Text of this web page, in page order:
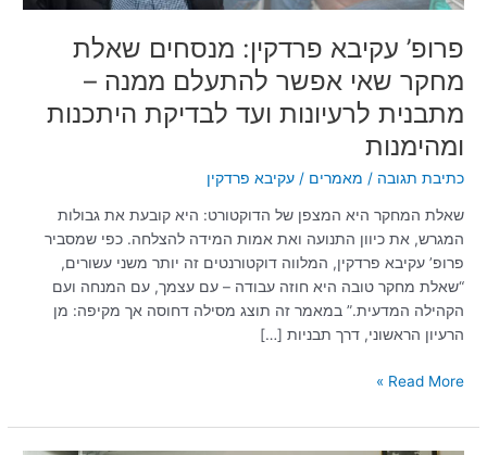
פרופ’ עקיבא פרדקין: מנסחים שאלת
מחקר שאי אפשר להתעלם ממנה –
מתבנית לרעיונות ועד לבדיקת היתכנות
ומהימנות
כתיבת תגובה / מאמרים /עקיבא פרדקין
שאלת המחקר היא המצפן של הדוקטורט: היא קובעת את גבולות
המגרש, את כיוון התנועה ואת אמות המידה להצלחה. כפי שמסביר
פרופ’ עקיבא פרדקין, המלווה דוקטורנטים זה יותר משני עשורים,
“שאלת מחקר טובה היא חוזה עבודה – עם עצמך, עם המנחה ועם
הקהילה המדעית.” במאמר זה תוצג מסילה דחוסה אך מקיפה: מן
הרעיון הראשוני, דרך תבניות […]
–
לרעיונות
ועד
לבדיקת
ומהימנות
Read More »